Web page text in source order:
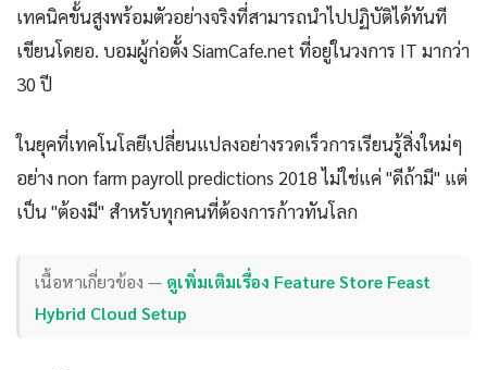
เทคนิคขั้นสูงพร้อมตัวอย่างจริงที่สามารถนำไปปฏิบัติได้ทันที
เขียนโดยอ. บอมผู้ก่อตั้ง SiamCafe.net ที่อยู่ในวงการ IT มากว่า
30 ปี
ในยุคที่เทคโนโลยีเปลี่ยนแปลงอย่างรวดเร็วการเรียนรู้สิ่งใหม่ๆ
อย่าง non farm payroll predictions 2018 ไม่ใช่แค่ "ดีถ้ามี" แต่
เป็น "ต้องมี" สำหรับทุกคนที่ต้องการก้าวทันโลก
เนื้อหาเกี่ยวข้อง — ดูเพิ่มเติมเรื่อง Feature Store Feast
Hybrid Cloud Setup